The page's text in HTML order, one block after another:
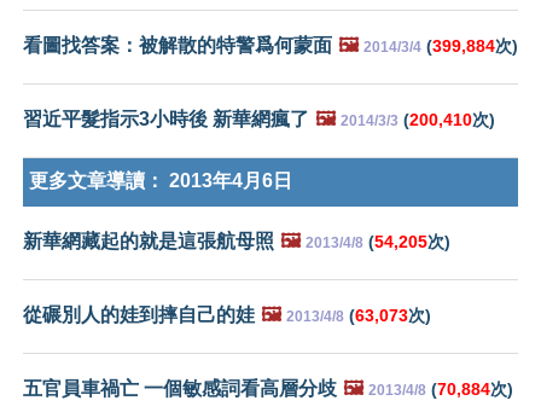
看圖找答案：被解散的特警爲何蒙面 🖼️ 2014/3/4 (399,884次)
習近平髮指示3小時後 新華網瘋了 🖼️ 2014/3/3 (200,410次)
更多文章導讀： 2013年4月6日
新華網藏起的就是這張航母照 🖼️ 2013/4/8 (54,205次)
從碾別人的娃到摔自己的娃 🖼️ 2013/4/8 (63,073次)
五官員車禍亡 一個敏感詞看高層分歧 🖼️ 2013/4/8 (70,884次)